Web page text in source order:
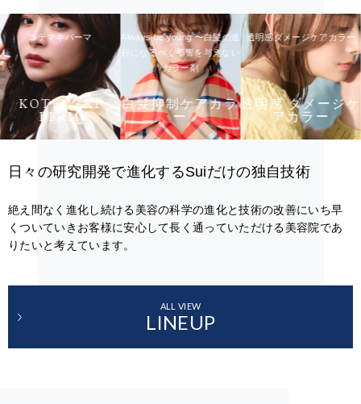
コテマキパーマ
KOTEMAKI
PERM
Always be young 〜白髪の進
行になるべく影響を与えない
カラー剤
白髪抑制ケアカラ
ー
透明感ダメージケアカラー
透明感 ダメージケ
アカラー
日々の研究開発で進化するSuiだけの独自技術
絶え間なく進化し続ける美容の科学の進化と技術の改善にいち早
くついていきお客様に安心して長く通っていただける美容院であ
りたいと考えています。
ALL VIEW
LINEUP